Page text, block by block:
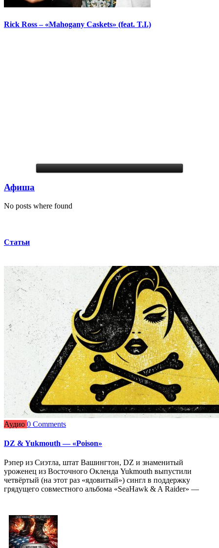
Rick Ross – «Mahogany Caskets» (feat. T.I.)
Афиша
No posts where found
Статьи
Аудио 0 Comments
DZ & Yukmouth — «Poison»
Рэпер из Сиэтла, штат Вашингтон, DZ и знаменитый
уроженец из Восточного Окленда Yukmouth выпустили
четвёртый (на этот раз «ядовитый») сингл в поддержку
грядущего совместного альбома «SeaHawk & A Raider» —